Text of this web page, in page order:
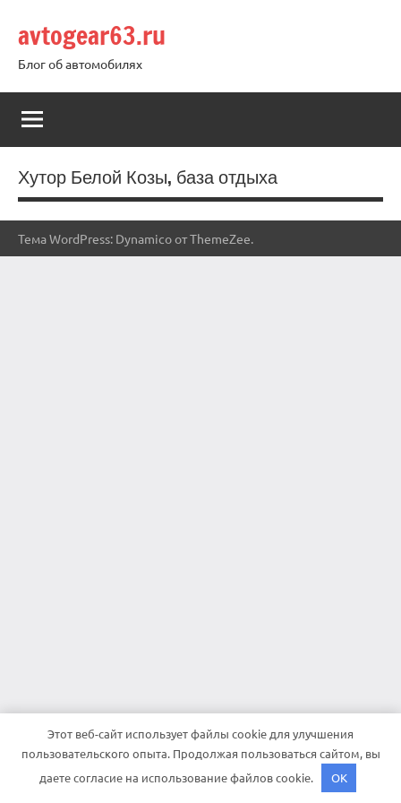
содержимому
avtogear63.ru
Блог об автомобилях
Хутор Белой Козы, база отдыха
Тема WordPress: Dynamico от ThemeZee.
Этот веб-сайт использует файлы cookie для улучшения
пользовательского опыта. Продолжая пользоваться сайтом, вы
даете согласие на использование файлов cookie.
OK